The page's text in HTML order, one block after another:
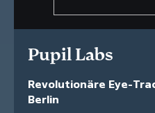
Pupil Labs
Revolutionäre Eye-
Berlin